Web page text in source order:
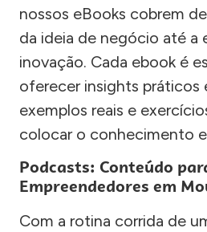
nossos eBooks cobrem
da ideia de negócio até a
inovação. Cada ebook é
oferecer insights práticos
exemplos reais e
colocar o conhecimento
Podcasts: Conteúdo
Empreendedores em
Com a rotina corrida de